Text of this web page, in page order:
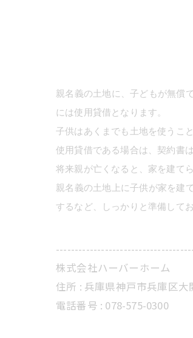
親名義の土地に、子どもが無償
には使用貸借となります。
子供はあくまでも土地を使うこ
使用貸借である場合は、契約書
将来親が亡くなると、家を建て
親名義の土地上に子供が家を建
するなど、しっかりと準備して
株式会社ハーバーホーム
住所 : 兵庫県神戸市兵庫区大
電話番号 : 078-575-0300